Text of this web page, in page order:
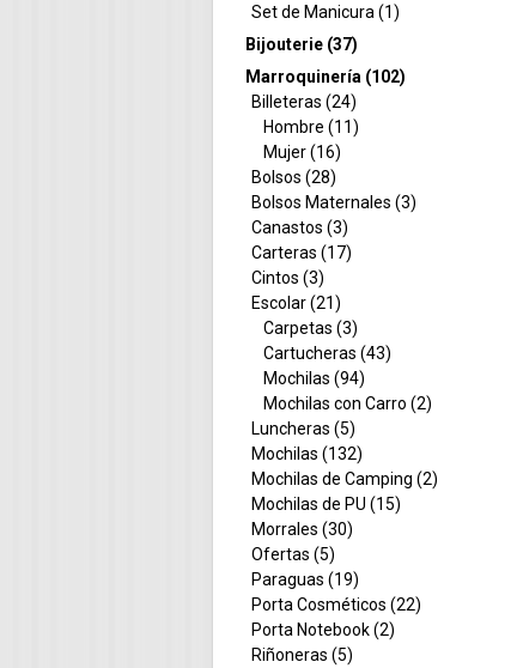
Set de Manicura (1)
Bijouterie (37)
Marroquinería (102)
Billeteras (24)
Hombre (11)
Mujer (16)
Bolsos (28)
Bolsos Maternales (3)
Canastos (3)
Carteras (17)
Cintos (3)
Escolar (21)
Carpetas (3)
Cartucheras (43)
Mochilas (94)
Mochilas con Carro (2)
Luncheras (5)
Mochilas (132)
Mochilas de Camping (2)
Mochilas de PU (15)
Morrales (30)
Ofertas (5)
Paraguas (19)
Porta Cosméticos (22)
Porta Notebook (2)
Riñoneras (5)